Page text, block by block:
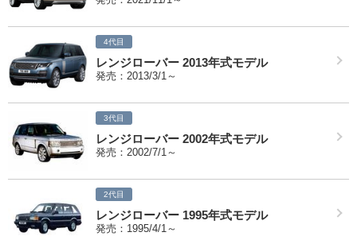
4代目
レンジローバー 2013年式モデル
発売：2013/3/1～
3代目
レンジローバー 2002年式モデル
発売：2002/7/1～
2代目
レンジローバー 1995年式モデル
発売：1995/4/1～